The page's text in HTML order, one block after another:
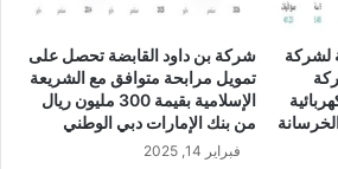
لشركة
شركة بن داود القابضة تحصل على
تمويل مرابحة متوافق مع الشريعة
الإسلامية بقيمة 300 مليون ريال
من بنك الإمارات دبي الوطني
فبراير 14, 2025